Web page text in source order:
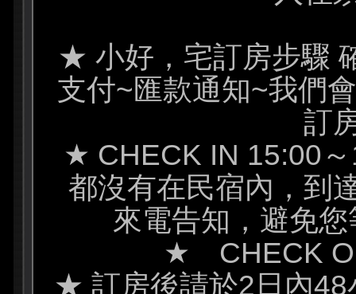
★ 小好，宅訂房步驟
支付~匯款通知~我們
訂
★ CHECK IN 15:00
都沒有在民宿內，到
來電告知，避免
★ CHECK
★ 訂房後請於2日內48